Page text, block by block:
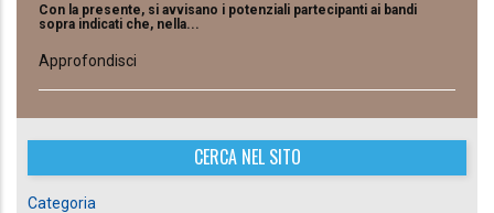
Con la presente, si avvisano i potenziali partecipanti ai bandi
sopra indicati che, nella...
Approfondisci
CERCA NEL SITO
Categoria